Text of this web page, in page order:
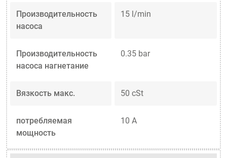
Производительность
насоса
15 l/min
Производительность
насоса нагнетание
0.35 bar
Вязкость макс. 50 cSt
потребляемая
мощность
10 A